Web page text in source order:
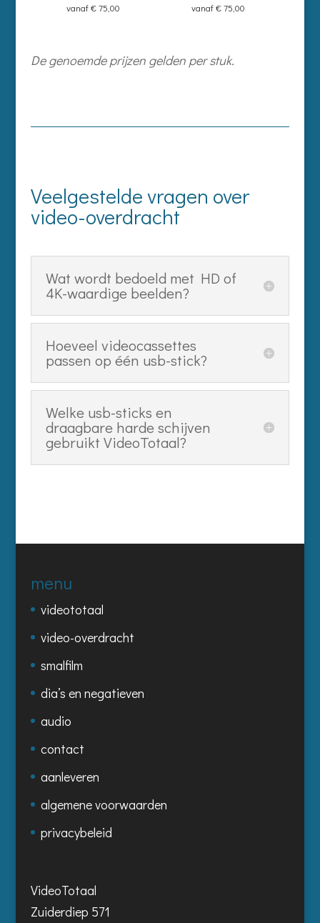
vanaf € 75,00 vanaf € 75,00
De genoemde prijzen gelden per stuk.
Veelgestelde vragen over
video-overdracht
Wat wordt bedoeld met HD of
4K-waardige beelden?
Hoeveel videocassettes
passen op één usb-stick?
Welke usb-sticks en
draagbare harde schijven
gebruikt VideoTotaal?
menu
videototaal
video-overdracht
smalfilm
dia’s en negatieven
audio
contact
aanleveren
algemene voorwaarden
privacybeleid
VideoTotaal
Zuiderdiep 571